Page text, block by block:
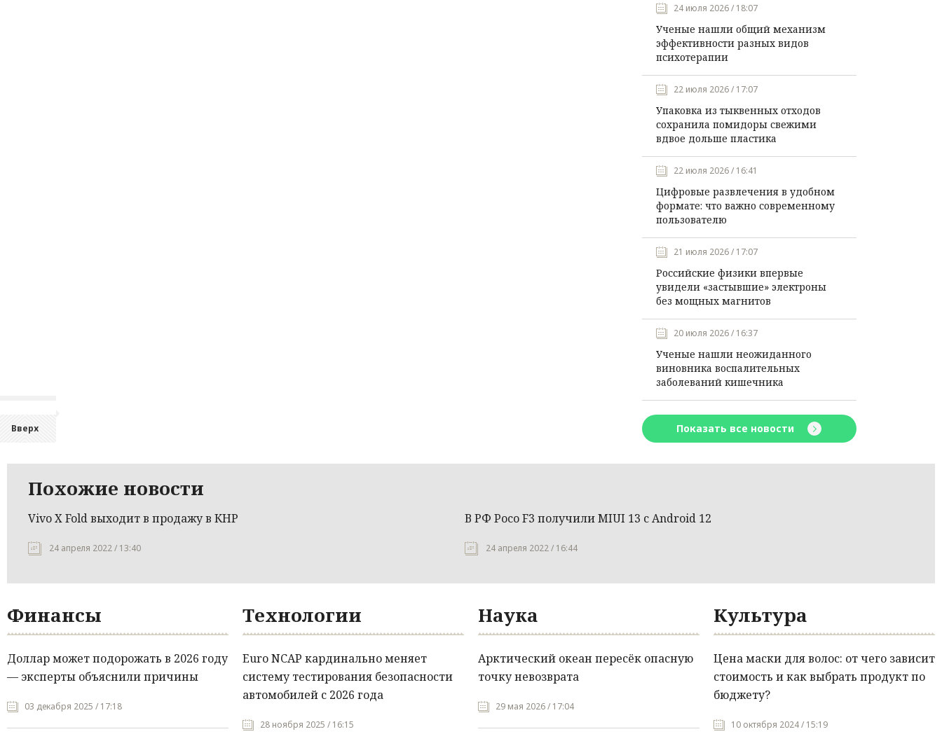
Вверх
24 июля 2026 / 18:07
Ученые нашли общий механизм
эффективности разных видов
психотерапии
22 июля 2026 / 17:07
Упаковка из тыквенных отходов
сохранила помидоры свежими
вдвое дольше пластика
22 июля 2026 / 16:41
Цифровые развлечения в удобном
формате: что важно современному
пользователю
21 июля 2026 / 17:07
Российские физики впервые
увидели «застывшие» электроны
без мощных магнитов
20 июля 2026 / 16:37
Ученые нашли неожиданного
виновника воспалительных
заболеваний кишечника
Показать все новости
Похожие новости
Vivo X Fold выходит в продажу в КНР
24 апреля 2022 / 13:40
В РФ Poco F3 получили MIUI 13 с Android 12
24 апреля 2022 / 16:44
Финансы
Доллар может подорожать в 2026 году
— эксперты объяснили причины
03 декабря 2025 / 17:18
Технологии
Euro NCAP кардинально меняет
систему тестирования безопасности
автомобилей с 2026 года
28 ноября 2025 / 16:15
Наука
Арктический океан пересёк опасную
точку невозврата
29 мая 2026 / 17:04
Культура
Цена маски для волос: от чего зависит
стоимость и как выбрать продукт по
бюджету?
10 октября 2024 / 15:19